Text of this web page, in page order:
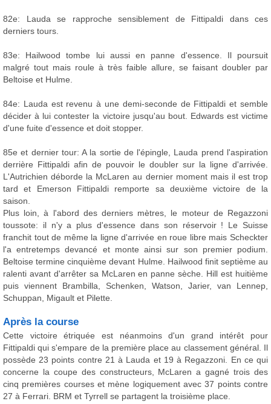
82e: Lauda se rapproche sensiblement de Fittipaldi dans ces
derniers tours.
83e: Hailwood tombe lui aussi en panne d'essence. Il poursuit
malgré tout mais roule à très faible allure, se faisant doubler par
Beltoise et Hulme.
84e: Lauda est revenu à une demi-seconde de Fittipaldi et semble
décider à lui contester la victoire jusqu'au bout. Edwards est victime
d'une fuite d'essence et doit stopper.
85e et dernier tour: A la sortie de l'épingle, Lauda prend l'aspiration
derrière Fittipaldi afin de pouvoir le doubler sur la ligne d'arrivée.
L'Autrichien déborde la McLaren au dernier moment mais il est trop
tard et Emerson Fittipaldi remporte sa deuxième victoire de la
saison.
Plus loin, à l'abord des derniers mètres, le moteur de Regazzoni
toussote: il n'y a plus d'essence dans son réservoir ! Le Suisse
franchit tout de même la ligne d'arrivée en roue libre mais Scheckter
l'a entretemps devancé et monte ainsi sur son premier podium.
Beltoise termine cinquième devant Hulme. Hailwood finit septième au
ralenti avant d'arrêter sa McLaren en panne sèche. Hill est huitième
puis viennent Brambilla, Schenken, Watson, Jarier, van Lennep,
Schuppan, Migault et Pilette.
Après la course
Cette victoire étriquée est néanmoins d'un grand intérêt pour
Fittipaldi qui s'empare de la première place au classement général. Il
possède 23 points contre 21 à Lauda et 19 à Regazzoni. En ce qui
concerne la coupe des constructeurs, McLaren a gagné trois des
cinq premières courses et mène logiquement avec 37 points contre
27 à Ferrari. BRM et Tyrrell se partagent la troisième place.